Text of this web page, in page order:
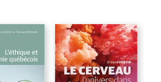
Partie 1 : Aménagement forestier écosystémique
Chapitre 1. Aménagement forestier
fondements
Chapitre2. Comment les perturbations
un guide pour l’aménagement forestier